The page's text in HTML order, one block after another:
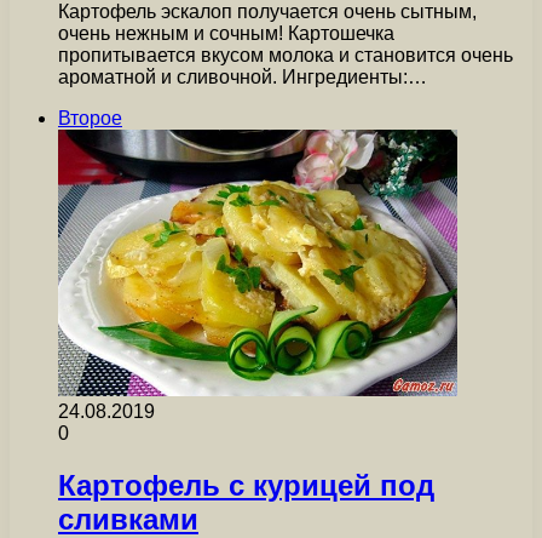
Картофель эскалоп получается очень сытным,
очень нежным и сочным! Картошечка
пропитывается вкусом молока и становится очень
ароматной и сливочной. Ингредиенты:…
Второе
24.08.2019
0
Картофель с курицей под
сливками